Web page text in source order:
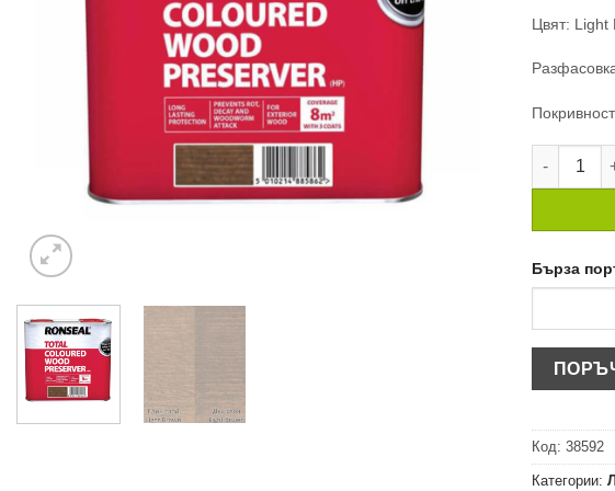
Цвят: Light
Бърза
Код:38592
Категории: